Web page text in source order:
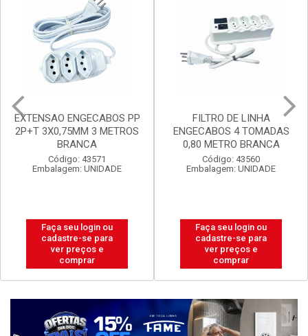
FILTRO DE LINHA
ENGECABOS 4 TOMADAS
0,80 METRO BRANCA
Código: 43560
Embalagem: UNIDADE
Faça seu login ou
cadastre-se para
ver preços e
comprar
FILTRO DE LINHA
ENGECABOS 3 TOMADAS
0,80 METRO BRANCA
Código: 43558
Embalagem: UNIDADE
Faça seu login ou
cadastre-se para
ver preços e
comprar